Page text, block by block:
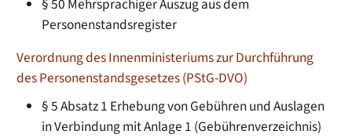
§ 50 Mehrsprachiger Auszug aus dem
Personenstandsregister
Verordnung des Innenministeriums zur Durchführung
des Personenstandsgesetzes (PStG-DVO)
§ 5 Absatz 1 Erhebung von Gebühren und Auslagen
in Verbindung mit Anlage 1 (Gebührenverzeichnis)